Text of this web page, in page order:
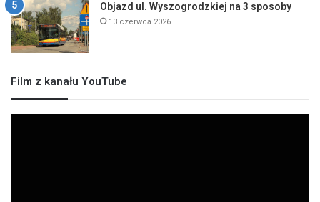
Objazd ul. Wyszogrodzkiej na 3 sposoby
13 czerwca 2026
Film z kanału YouTube